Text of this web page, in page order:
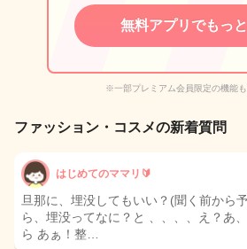
無料アプリでもっ
※一部プレミアム会員限定の機能
ファッション・コスメの新着質問
はじめてのママリ🔰
旦那に、埋没してもいい？(聞く前から
ら、埋没ってなに？と 、、、、え？あ
ら あぁ！整…